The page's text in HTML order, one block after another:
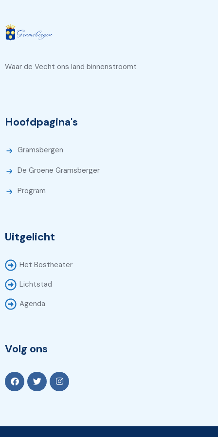
Waar de Vecht ons land binnenstroomt
Hoofdpagina's
Gramsbergen
De Groene Gramsberger
Program
Uitgelicht
Het Bostheater
Lichtstad
Agenda
Volg ons